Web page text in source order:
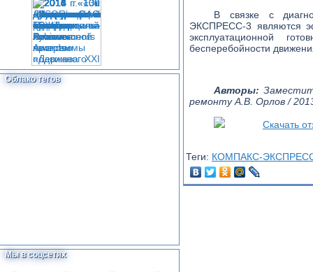
Облако тегов
Мы в соцсетях
В связке с
ЭКСПРЕСС-3 являются
эксплуатационной
бесперебойности
Авторы:
ремонту А.В. Орлов /
Скачать
Теги: КОМПАКС-